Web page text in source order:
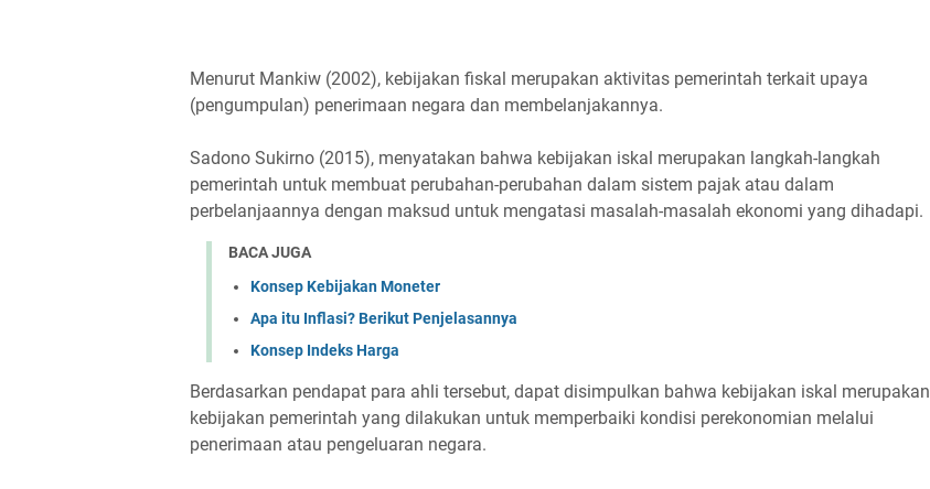
Menurut Mankiw (2002), kebijakan fiskal merupakan aktivitas pemerintah terkait upaya
(pengumpulan) penerimaan negara dan membelanjakannya.
Sadono Sukirno (2015), menyatakan bahwa kebijakan iskal merupakan langkah-langkah
pemerintah untuk membuat perubahan-perubahan dalam sistem pajak atau dalam
perbelanjaannya dengan maksud untuk mengatasi masalah-masalah ekonomi yang dihadapi.
BACA JUGA
Konsep Kebijakan Moneter
Apa itu Inflasi? Berikut Penjelasannya
Konsep Indeks Harga
Berdasarkan pendapat para ahli tersebut, dapat disimpulkan bahwa kebijakan iskal merupakan
kebijakan pemerintah yang dilakukan untuk memperbaiki kondisi perekonomian melalui
penerimaan atau pengeluaran negara.